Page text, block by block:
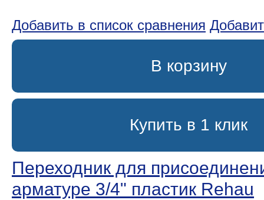
Добавить в список сравнения
В корзину
Купить в 1 клик
Переходник для
арматуре 3/4ʺ пластик Rehau